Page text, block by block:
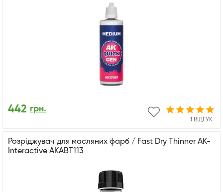
1 ВІДГУК
442 грн.
Розріджувач для масляних фарб / Fast Dry Thinner AK-
Interactive AKABT113